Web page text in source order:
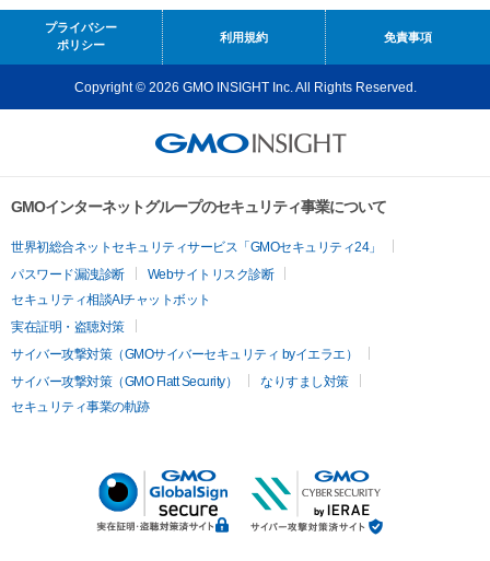
プライバシー
ポリシー
利用規約 免責事項
Copyright © 2026 GMO INSIGHT Inc. All Rights Reserved.
GMOインターネットグループのセキュリティ事業について
世界初総合ネットセキュリティサービス「GMOセキュリティ24」
パスワード漏洩診断
Webサイトリスク診断
セキュリティ相談AIチャットボット
実在証明・盗聴対策
サイバー攻撃対策（GMOサイバーセキュリティ byイエラエ）
サイバー攻撃対策（GMO Flatt Security）
なりすまし対策
セキュリティ事業の軌跡